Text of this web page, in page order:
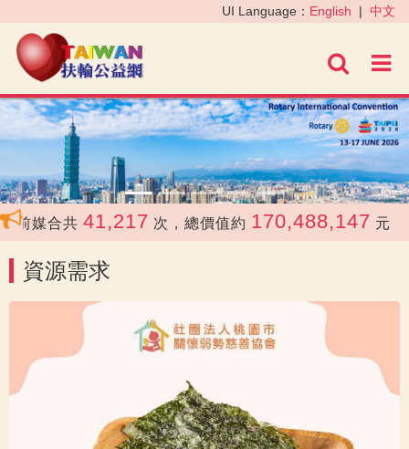
進階
UI Language： English | 中文
‹ ›
媒合共 41,217 次，總價值約 170,488,147 元
資源需求